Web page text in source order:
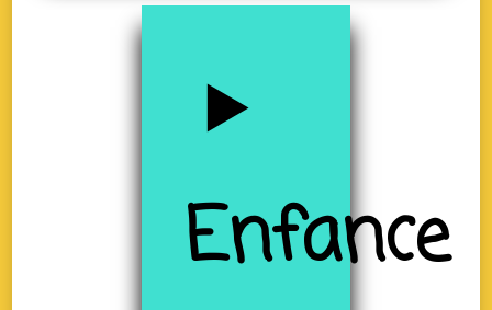
Enfance